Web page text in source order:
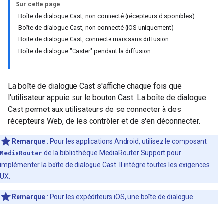
Sur cette page
Boîte de dialogue Cast, non connecté (récepteurs disponibles)
Boîte de dialogue Cast, non connecté (iOS uniquement)
Boîte de dialogue Cast, connecté mais sans diffusion
Boîte de dialogue "Caster" pendant la diffusion
La boîte de dialogue Cast s'affiche chaque fois que
l'utilisateur appuie sur le bouton Cast. La boîte de dialogue
Cast permet aux utilisateurs de se connecter à des
récepteurs Web, de les contrôler et de s'en déconnecter.
Remarque : Pour les applications Android, utilisez le composant
MediaRouter de la bibliothèque MediaRouter Support pour
implémenter la boîte de dialogue Cast. Il intègre toutes les exigences
UX.
Remarque : Pour les expéditeurs iOS, une boîte de dialogue